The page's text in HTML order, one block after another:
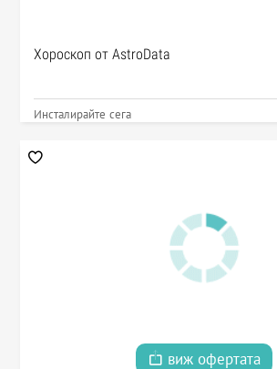
Хороскоп от AstroData
Инсталирайте сега
виж офертата